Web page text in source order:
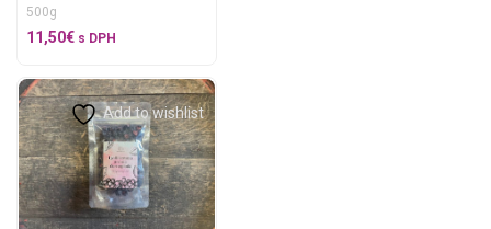
500g
11,50€ s DPH
Add to wishlist